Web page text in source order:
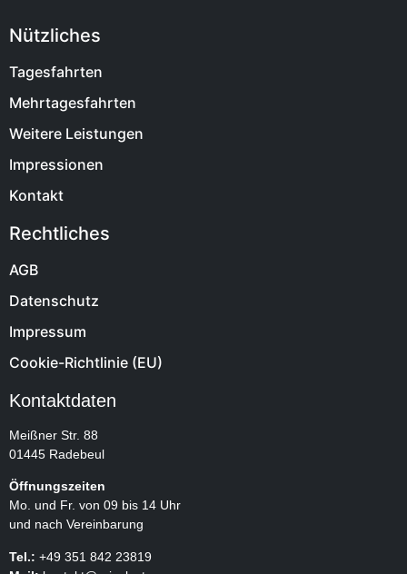
Nützliches
Tagesfahrten
Mehrtagesfahrten
Weitere Leistungen
Impressionen
Kontakt
Rechtliches
AGB
Datenschutz
Impressum
Cookie-Richtlinie (EU)
Kontaktdaten
Meißner Str. 88
01445 Radebeul
Öffnungszeiten
Mo. und Fr. von 09 bis 14 Uhr
und nach Vereinbarung
Tel.: +49 351 842 23819